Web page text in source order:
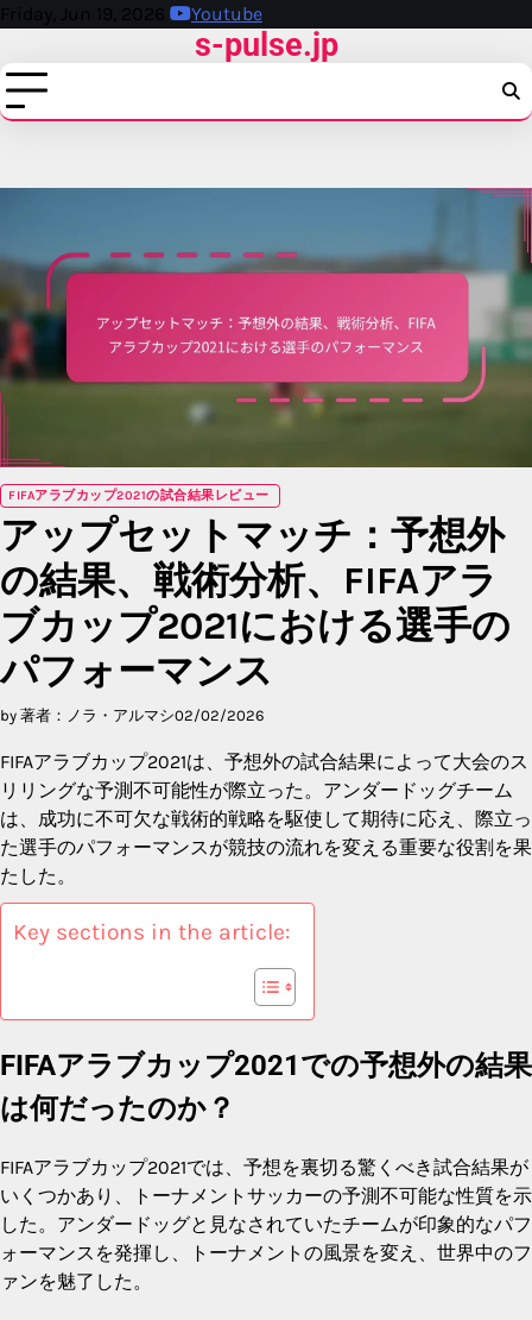
Skip
content
Friday, Jun 19, 2026 Youtube
s-pulse.jp
FIFAアラブカップ2021の試合結果レビュー
アップセットマッチ：予想外
の結果、戦術分析、FIFAアラ
ブカップ2021における選手の
パフォーマンス
by 著者：ノラ・アルマシ02/02/2026
FIFAアラブカップ2021は、予想外の試合結果によって大会のス
リリングな予測不可能性が際立った。アンダードッグチーム
は、成功に不可欠な戦術的戦略を駆使して期待に応え、際立っ
た選手のパフォーマンスが競技の流れを変える重要な役割を果
たした。
Key sections in the article:
FIFAアラブカップ2021での予想外の結果
は何だったのか？
FIFAアラブカップ2021では、予想を裏切る驚くべき試合結果が
いくつかあり、トーナメントサッカーの予測不可能な性質を示
した。アンダードッグと見なされていたチームが印象的なパフ
ォーマンスを発揮し、トーナメントの風景を変え、世界中のフ
ァンを魅了した。